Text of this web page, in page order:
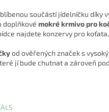
součástí jídelníčku díky
doplňkové mokré krmivo pro
najdete konzervy pro
od ověřených značek s
jí bude chutnat a zároveň